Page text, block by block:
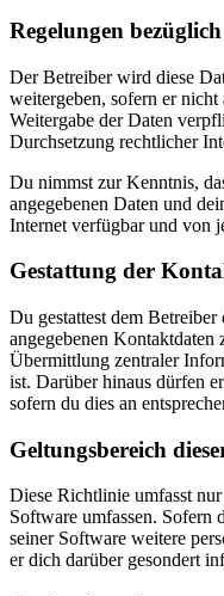
Regelungen
Der Betreiber wird diese
weitergeben, sofern er
Weitergabe der Daten
Durchsetzung rechtlicher
Du nimmst zur Kenntnis,
angegebenen Daten und
Internet verfügbar und von
Gestattung der
Du gestattest dem
angegebenen Kontaktdaten
Übermittlung zentraler
ist. Darüber hinaus dürfen
sofern du dies an
Geltungsbereich
Diese Richtlinie umfasst
Software umfassen. Sofern
seiner Software weitere
er dich darüber gesondert